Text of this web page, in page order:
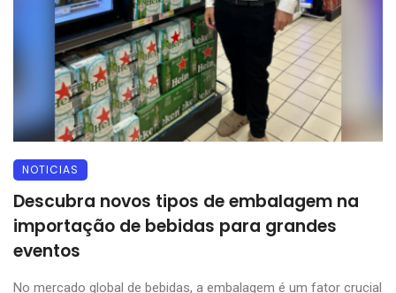
NOTICIAS
Descubra novos tipos de embalagem na
importação de bebidas para grandes
eventos
No mercado global de bebidas, a embalagem é um fator crucial